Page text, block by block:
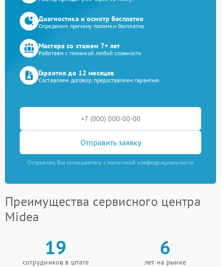
Диагностика и осмотр бесплатно
Определим причину поломки бесплатно
Мастера со стажем 7+ лет
Работаем с техникой любой сложности
Гарантия до 12 месяцев
Составляем договор, предоставляем гарантию
Отправить заявку
Отправляя, Вы соглашаетесь с политикой конфиденциальности
Преимущества сервисного центра
Midea
19
сотрудников в штате
6
лет на рынке